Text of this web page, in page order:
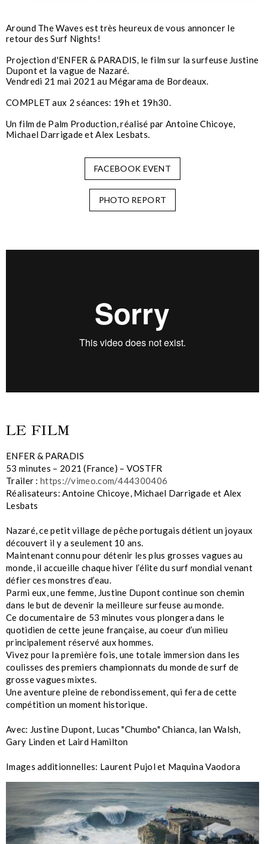
Around The Waves est très heureux de vous annoncer le
retour des Surf Nights!
Projection d'ENFER & PARADIS, le film sur la surfeuse Justine
Dupont et la vague de Nazaré.
Vendredi 21 mai 2021 au Mégarama de Bordeaux.
COMPLET aux 2 séances: 19h et 19h30.
Un film de Palm Production, réalisé par Antoine Chicoye,
Michael Darrigade et Alex Lesbats.
FACEBOOK EVENT
PHOTO REPORT
LE FILM
ENFER & PARADIS
53 minutes – 2021 (France) – VOSTFR
Trailer : https://vimeo.com/444300406
Réalisateurs: Antoine Chicoye, Michael Darrigade et Alex
Lesbats
Nazaré, ce petit village de pêche portugais détient un joyaux
découvert il y a seulement 10 ans.
Maintenant connu pour détenir les plus grosses vagues au
monde, il accueille chaque hiver l’élite du surf mondial venant
défier ces monstres d’eau.
Parmi eux, une femme, Justine Dupont continue son chemin
dans le but de devenir la meilleure surfeuse au monde.
Ce documentaire de 53 minutes vous plongera dans le
quotidien de cette jeune française, au coeur d’un milieu
principalement réservé aux hommes.
Vivez pour la première fois, une totale immersion dans les
coulisses des premiers championnats du monde de surf de
grosse vagues mixtes.
Une aventure pleine de rebondissement, qui fera de cette
compétition un moment historique.
Avec: Justine Dupont, Lucas "Chumbo" Chianca, Ian Walsh,
Gary Linden et Laird Hamilton
Images additionnelles: Laurent Pujol et Maquina Vaodora